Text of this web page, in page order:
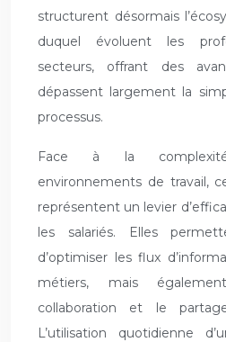
structurent désormais
duquel évoluent les
secteurs, offrant des
dépassent largement la
processus.
Face à la
environnements de travail,
représentent un levier
les salariés. Elles
d’optimiser les flux
métiers, mais
collaboration et le
L’utilisation quotidienne